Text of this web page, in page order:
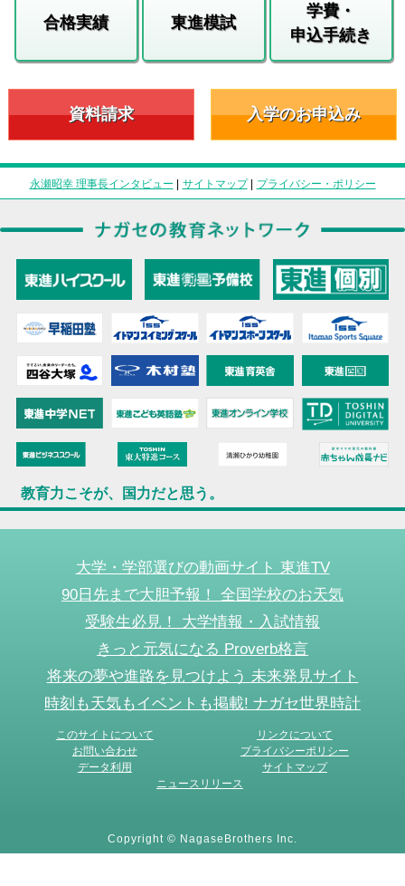
合格実績 東進模試
学費・
申込手続き
資料請求 入学のお申込み
永瀬昭幸 理事長インタビュー | サイトマップ| プライバシー・ポリシー
教育力こそが、国力だと思う。
大学・学部選びの動画サイト 東進TV
90日先まで大胆予報！ 全国学校のお天気
受験生必見！ 大学情報・入試情報
きっと元気になる Proverb格言
将来の夢や進路を見つけよう 未来発見サイト
時刻も天気もイベントも掲載! ナガセ世界時計
このサイトについて
リンクについて
お問い合わせ
プライバシーポリシー
データ利用
サイトマップ
ニュースリリース
Copyright © NagaseBrothers Inc.